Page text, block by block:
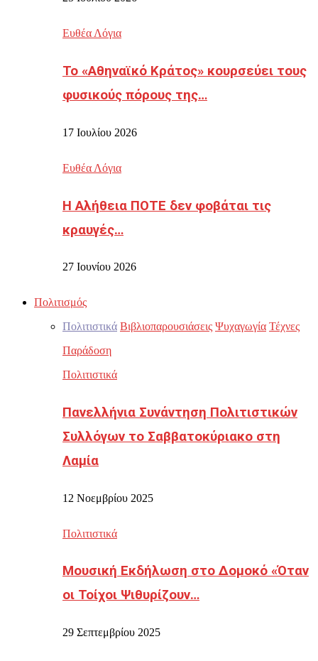
Ευθέα Λόγια
Το «Αθηναϊκό Κράτος» κουρσεύει τους
φυσικούς πόρους της…
17 Ιουλίου 2026
Ευθέα Λόγια
Η Αλήθεια ΠΟΤΕ δεν φοβάται τις
κραυγές…
27 Ιουνίου 2026
Πολιτισμός
Πολιτιστικά Βιβλιοπαρουσιάσεις Ψυχαγωγία Τέχνες
Παράδοση
Πολιτιστικά
Πανελλήνια Συνάντηση Πολιτιστικών
Συλλόγων το Σαββατοκύριακο στη
Λαμία
12 Νοεμβρίου 2025
Πολιτιστικά
Μουσική Εκδήλωση στο Δομοκό «Όταν
οι Τοίχοι Ψιθυρίζουν…
29 Σεπτεμβρίου 2025